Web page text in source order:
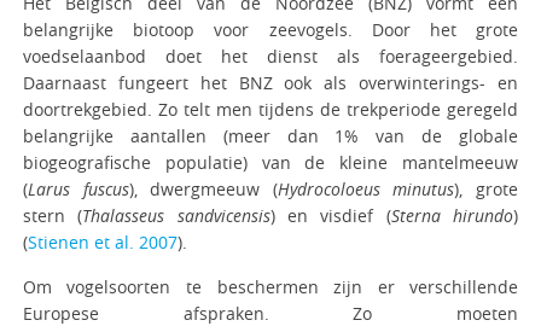
belangrijke biotoop voor zeevogels. Door het grote
voedselaanbod doet het dienst als foerageergebied.
Daarnaast fungeert het BNZ ook als overwinterings- en
doortrekgebied. Zo telt men tijdens de trekperiode geregeld
belangrijke aantallen (meer dan 1% van de globale
biogeografische populatie) van de kleine mantelmeeuw
(Larus fuscus), dwergmeeuw (Hydrocoloeus minutus), grote
stern (Thalasseus sandvicensis) en visdief (Sterna hirundo)
(Stienen et al. 2007).
Om vogelsoorten te beschermen zijn er verschillende
Europese afspraken. Zo moeten